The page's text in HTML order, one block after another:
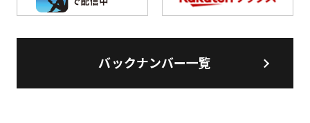
バックナンバー一覧